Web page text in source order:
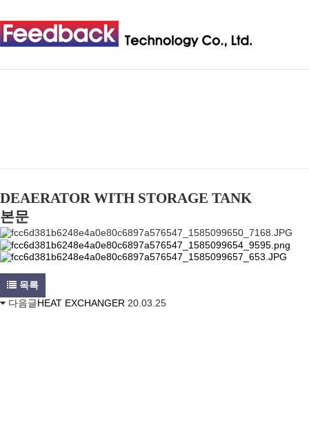
DEAERATOR WITH STORAGE TANK
본문
목록
다음글HEAT EXCHANGER 20.03.25